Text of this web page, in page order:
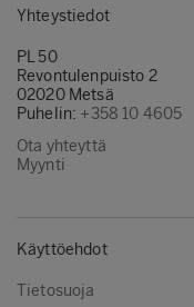
Yhteystiedot
PL 50
Revontulenpuisto 2
02020 Metsä
Puhelin: +358 10 4605
Ota yhteyttä
Myynti
Käyttöehdot
Tietosuoja